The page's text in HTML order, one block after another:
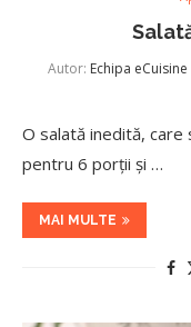
Autor: Echipa eCuisine
O salată inedită,
pentru 6 porții și …
MAI MULTE